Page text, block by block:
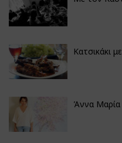
Κατσικάκι
Άννα Μαρία